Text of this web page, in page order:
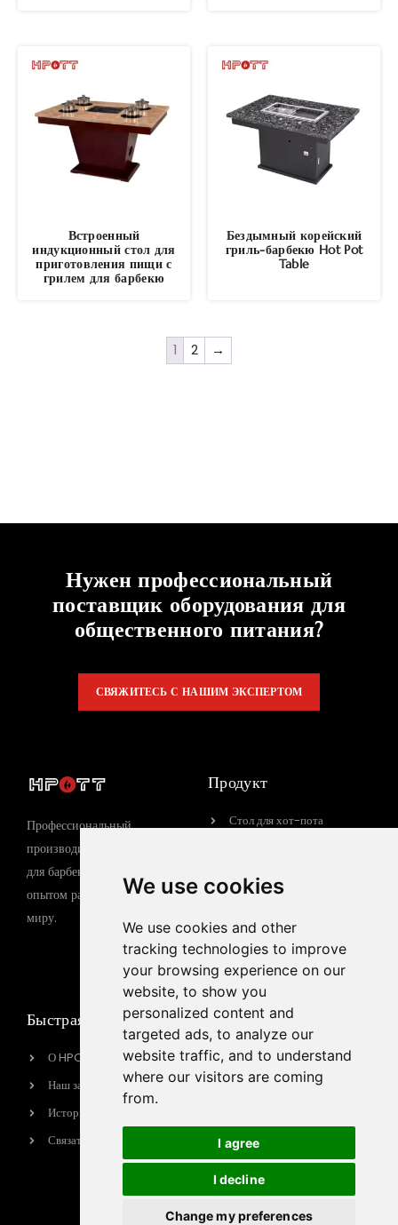
We use cookies
We use cookies and other
tracking technologies to improve
your browsing experience on our
website, to show you
personalized content and
targeted ads, to analyze our
website traffic, and to understand
where our visitors are coming
from.
I agree
I decline
Change my preferences
Встроенный
индукционный стол для
приготовления пищи с
грилем для барбекю
Бездымный корейский
гриль-барбекю Hot Pot
Table
1 2 →
Нужен профессиональный
поставщик оборудования для
общественного питания?
СВЯЖИТЕСЬ С НАШИМ ЭКСПЕРТОМ
Профессиональный
производитель оборудования
для барбекю с 15-летним
опытом работы по всему
миру.
Продукт
Стол для хот-пота
Газовый гриль-барбекю
барбекю
Индукционная плита
Быстрая ссылка
О HPOTT
Наш завод
История бренда
Связаться с нами
Контактная
информация
sales@hpott.com
+86 18928655213
Tianheba RD, район
Шунде, Фошань, провинция
Гуандун, Китай